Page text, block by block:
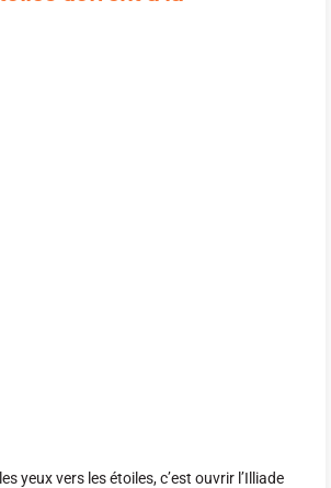
yeux vers les étoiles, c’est ouvrir l’Illiade